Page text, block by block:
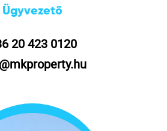
Ügyvezető
20 423 0120